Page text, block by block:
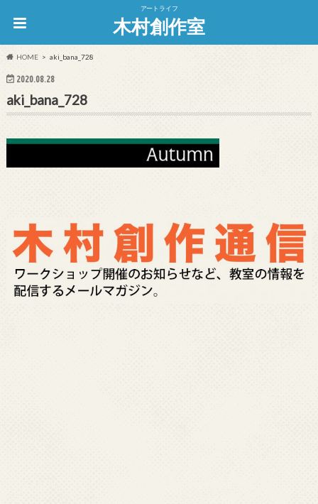
アートライフ
木村創作室
HOME aki_bana_728
2020.08.28
aki_bana_728